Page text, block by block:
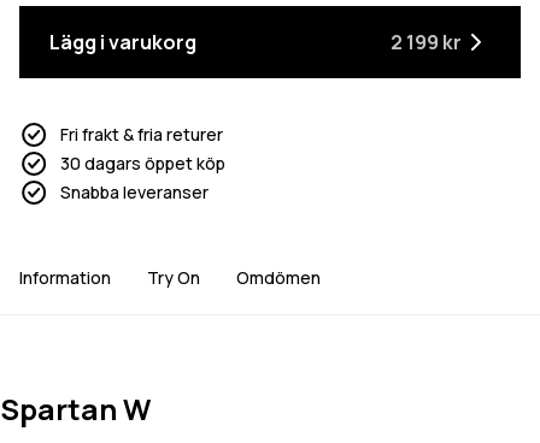
Lägg i varukorg 2 199 kr
Fri frakt & fria returer
30 dagars öppet köp
Snabba leveranser
Information Try On Omdömen
Spartan W